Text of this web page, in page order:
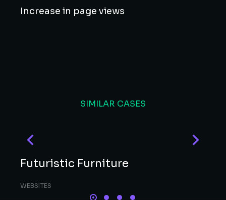
Increase in page views
SIMILAR CASES
Futuristic Furniture
WEBSITES